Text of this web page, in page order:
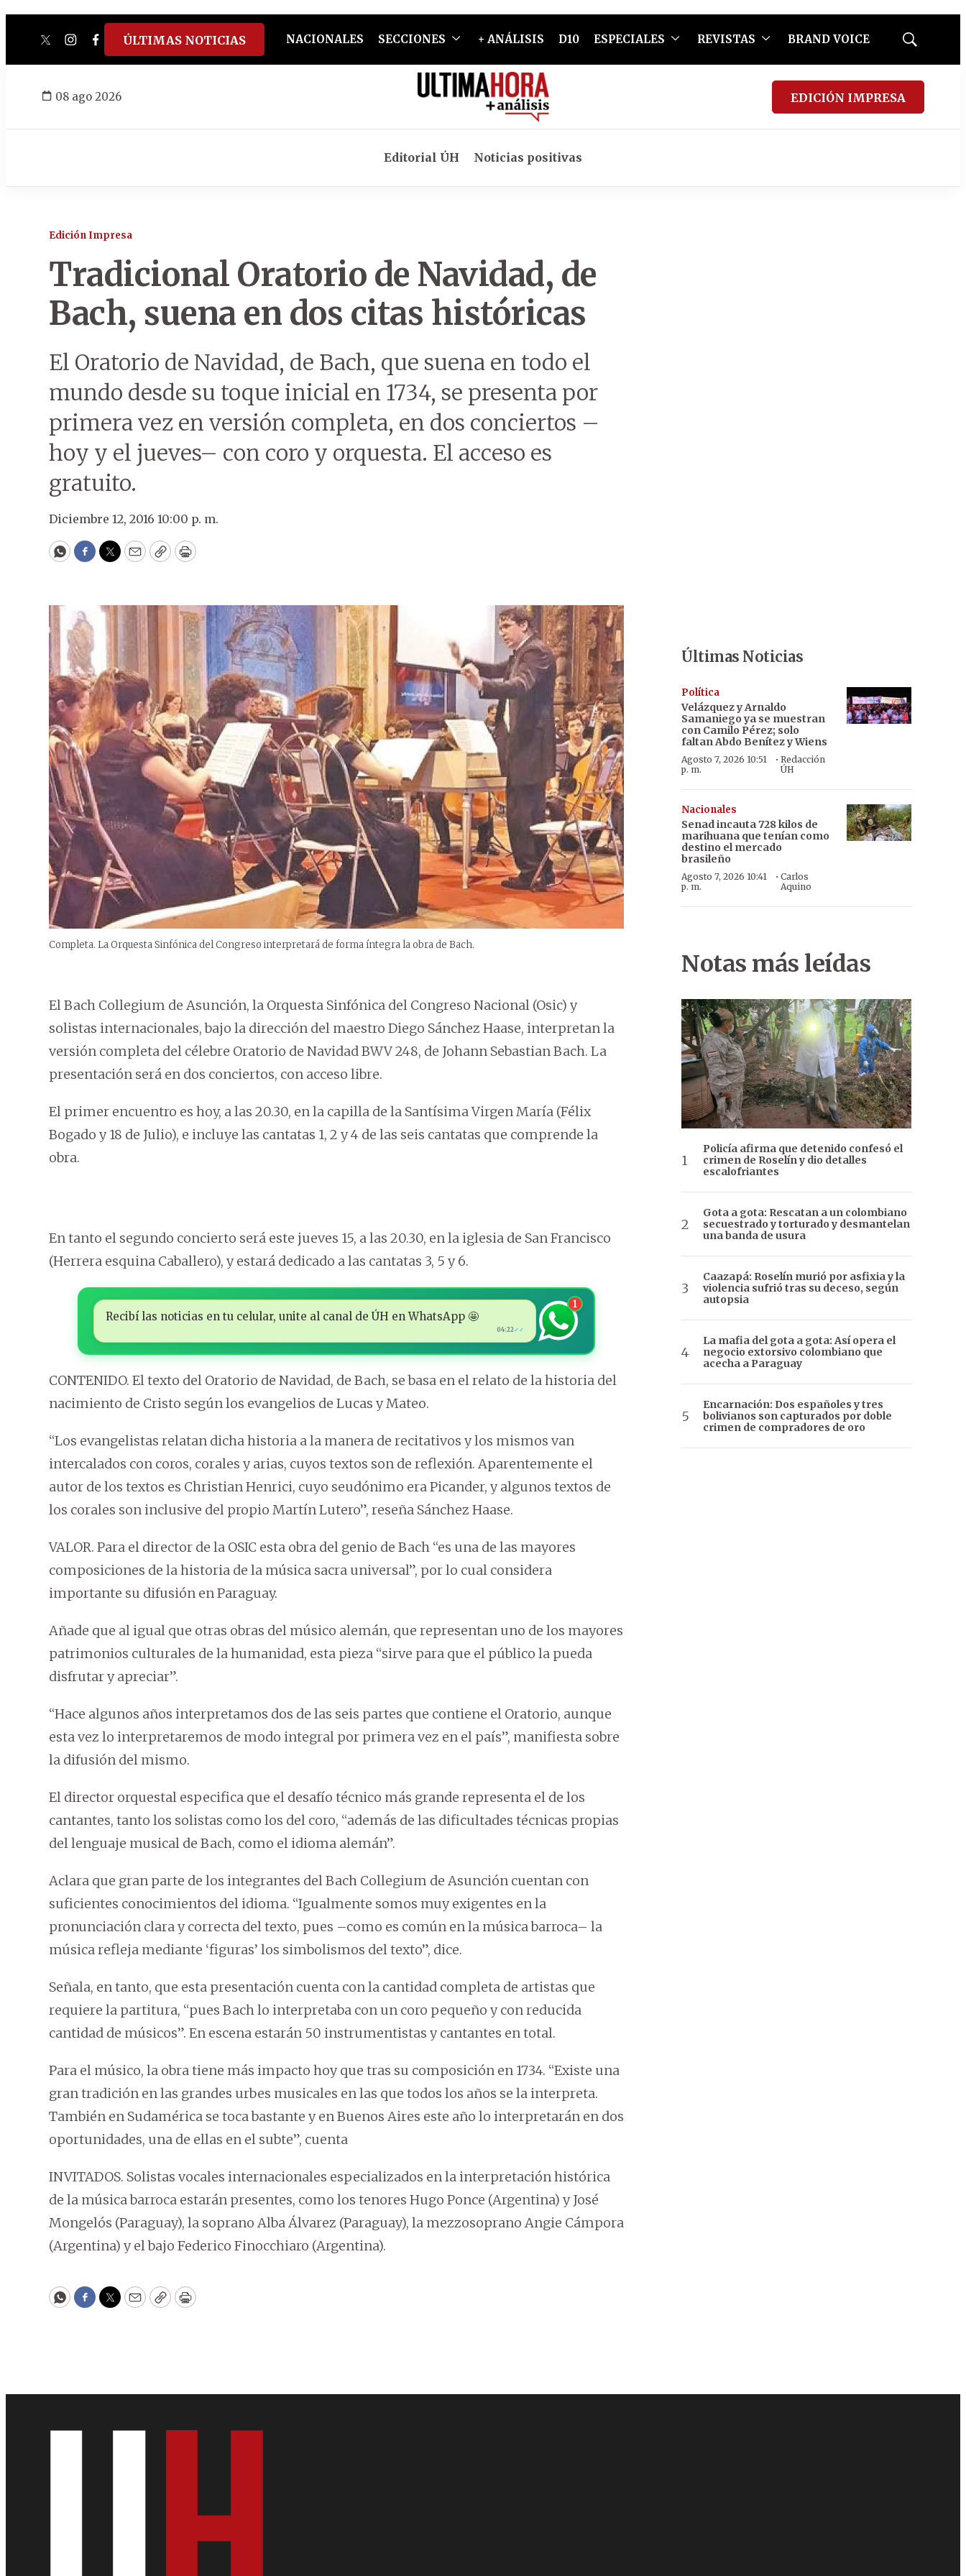
twitterinstagram
facebook
tiktokyoutube
spotify
ÚLTIMAS NOTICIAS NACIONALES SECCIONES + ANÁLISIS D10 ESPECIALES REVISTAS BRAND VOICE
Mostrar
08 ago 2026 EDICIÓN IMPRESA
Editorial ÚH Noticias positivas
Edición Impresa
Tradicional Oratorio de Navidad, de
Bach, suena en dos citas históricas
El Oratorio de Navidad, de Bach, que suena en todo el
mundo desde su toque inicial en 1734, se presenta por
primera vez en versión completa, en dos conciertos –
hoy y el jueves– con coro y orquesta. El acceso es
gratuito.
Diciembre 12, 2016 10:00 p. m.
WhatsApp
Facebook
Twitter
EmailCopyPrint
Completa. La Orquesta Sinfónica del Congreso interpretará de forma íntegra la obra de Bach.
El Bach Collegium de Asunción, la Orquesta Sinfónica del Congreso Nacional (Osic) y
solistas internacionales, bajo la dirección del maestro Diego Sánchez Haase, interpretan la
versión completa del célebre Oratorio de Navidad BWV 248, de Johann Sebastian Bach. La
presentación será en dos conciertos, con acceso libre.
El primer encuentro es hoy, a las 20.30, en la capilla de la Santísima Virgen María (Félix
Bogado y 18 de Julio), e incluye las cantatas 1, 2 y 4 de las seis cantatas que comprende la
obra.
En tanto el segundo concierto será este jueves 15, a las 20.30, en la iglesia de San Francisco
(Herrera esquina Caballero), y estará dedicado a las cantatas 3, 5 y 6.
Recibí las noticias en tu celular, unite al canal de ÚH en WhatsApp 🤩
04:22✓✓
1
CONTENIDO. El texto del Oratorio de Navidad, de Bach, se basa en el relato de la historia del
nacimiento de Cristo según los evangelios de Lucas y Mateo.
“Los evangelistas relatan dicha historia a la manera de recitativos y los mismos van
intercalados con coros, corales y arias, cuyos textos son de reflexión. Aparentemente el
autor de los textos es Christian Henrici, cuyo seudónimo era Picander, y algunos textos de
los corales son inclusive del propio Martín Lutero”, reseña Sánchez Haase.
VALOR. Para el director de la OSIC esta obra del genio de Bach “es una de las mayores
composiciones de la historia de la música sacra universal”, por lo cual considera
importante su difusión en Paraguay.
Añade que al igual que otras obras del músico alemán, que representan uno de los mayores
patrimonios culturales de la humanidad, esta pieza “sirve para que el público la pueda
disfrutar y apreciar”.
“Hace algunos años interpretamos dos de las seis partes que contiene el Oratorio, aunque
esta vez lo interpretaremos de modo integral por primera vez en el país”, manifiesta sobre
la difusión del mismo.
El director orquestal especifica que el desafío técnico más grande representa el de los
cantantes, tanto los solistas como los del coro, “además de las dificultades técnicas propias
del lenguaje musical de Bach, como el idioma alemán”.
Aclara que gran parte de los integrantes del Bach Collegium de Asunción cuentan con
suficientes conocimientos del idioma. “Igualmente somos muy exigentes en la
pronunciación clara y correcta del texto, pues –como es común en la música barroca– la
música refleja mediante ‘figuras’ los simbolismos del texto”, dice.
Señala, en tanto, que esta presentación cuenta con la cantidad completa de artistas que
requiere la partitura, “pues Bach lo interpretaba con un coro pequeño y con reducida
cantidad de músicos”. En escena estarán 50 instrumentistas y cantantes en total.
Para el músico, la obra tiene más impacto hoy que tras su composición en 1734. “Existe una
gran tradición en las grandes urbes musicales en las que todos los años se la interpreta.
También en Sudamérica se toca bastante y en Buenos Aires este año lo interpretarán en dos
oportunidades, una de ellas en el subte”, cuenta
INVITADOS. Solistas vocales internacionales especializados en la interpretación histórica
de la música barroca estarán presentes, como los tenores Hugo Ponce (Argentina) y José
Mongelós (Paraguay), la soprano Alba Álvarez (Paraguay), la mezzosoprano Angie Cámpora
(Argentina) y el bajo Federico Finocchiaro (Argentina).
WhatsApp
Facebook
Twitter
EmailCopyPrint
Últimas Noticias
Política
Velázquez y Arnaldo
Samaniego ya se muestran
con Camilo Pérez; solo
faltan Abdo Benítez y Wiens
Agosto 7, 2026 10:51
p. m.
·Redacción
ÚH
Nacionales
Senad incauta 728 kilos de
marihuana que tenían como
destino el mercado
brasileño
Agosto 7, 2026 10:41
p. m.
· Carlos
Aquino
Notas más leídas
Policía afirma que detenido confesó el
crimen de Roselín y dio detalles
escalofriantes
Gota a gota: Rescatan a un colombiano
secuestrado y torturado y desmantelan
una banda de usura
Caazapá: Roselín murió por asfixia y la
violencia sufrió tras su deceso, según
autopsia
La mafia del gota a gota: Así opera el
negocio extorsivo colombiano que
acecha a Paraguay
Encarnación: Dos españoles y tres
bolivianos son capturados por doble
crimen de compradores de oro